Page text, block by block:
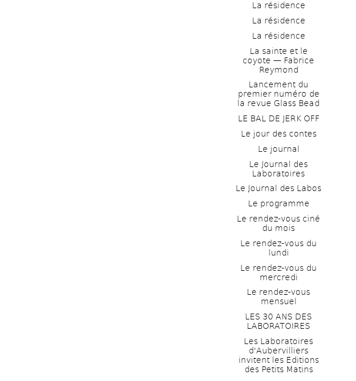
La résidence
La résidence
La résidence
La sainte et le
coyote — Fabrice
Reymond
Lancement du
premier numéro de
la revue Glass Bead
LE BAL DE JERK OFF
Le jour des contes
Le journal
Le Journal des
Laboratoires
Le Journal des Labos
Le programme
Le rendez-vous ciné
du mois
Le rendez-vous du
lundi
Le rendez-vous du
mercredi
Le rendez-vous
mensuel
LES 30 ANS DES
LABORATOIRES
Les Laboratoires
d'Aubervilliers
invitent les Editions
des Petits Matins